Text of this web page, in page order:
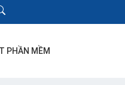
PHẦN MỀM